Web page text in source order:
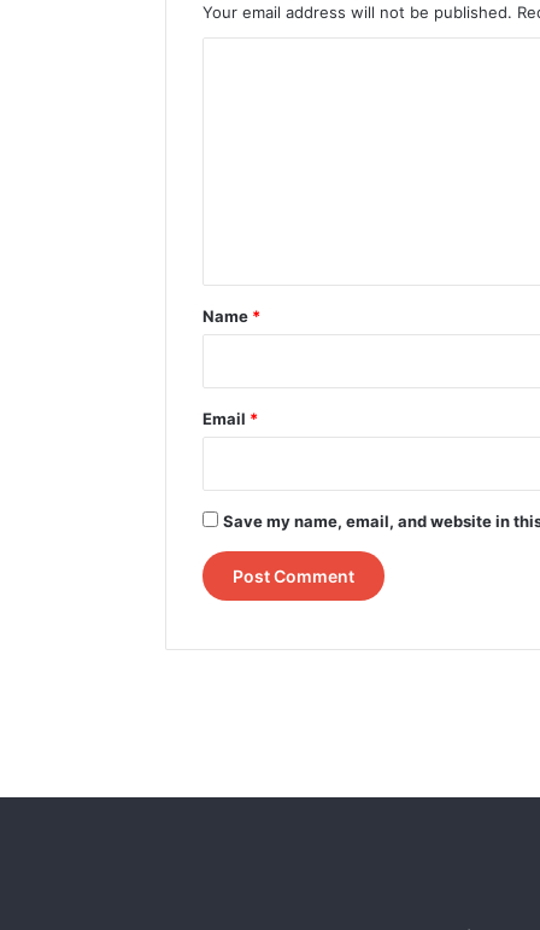
Your email address will not be published.
*
Name *
Email *
Save my name, email, and website in